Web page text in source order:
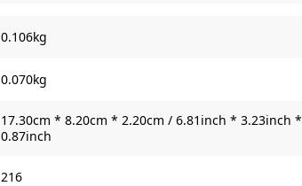
0.106kg
0.070kg
17.30cm * 8.20cm * 2.20cm / 6.81inch * 3.23inch *
0.87inch
216